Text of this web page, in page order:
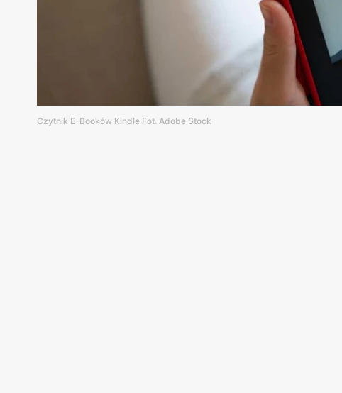
Czytnik E-Booków Kindle Fot. Adobe Stock